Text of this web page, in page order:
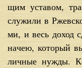
щим уста­вом,
слу­жи­ли в
ми, и весь до­ход
на­чею, ко­то­рый
лич­ные нуж­ды.